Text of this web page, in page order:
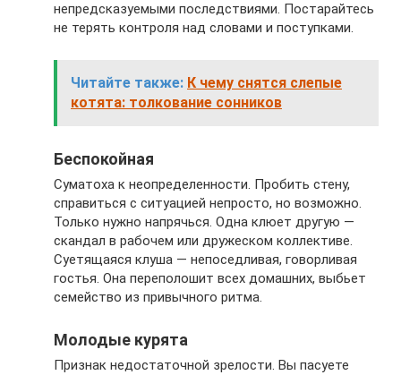
непредсказуемыми последствиями. Постарайтесь
не терять контроля над словами и поступками.
Читайте также: К чему снятся слепые
котята: толкование сонников
Беспокойная
Суматоха к неопределенности. Пробить стену,
справиться с ситуацией непросто, но возможно.
Только нужно напрячься. Одна клюет другую —
скандал в рабочем или дружеском коллективе.
Суетящаяся клуша — непоседливая, говорливая
гостья. Она переполошит всех домашних, выбьет
семейство из привычного ритма.
Молодые курята
Признак недостаточной зрелости. Вы пасуете